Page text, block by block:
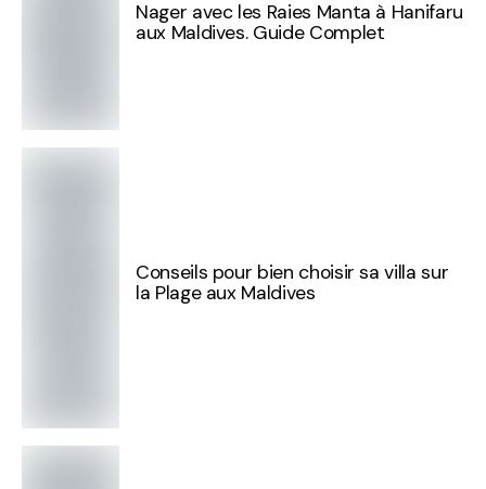
Nager avec les Raies Manta à Hanifaru
aux Maldives. Guide Complet
Conseils pour bien choisir sa villa sur
la Plage aux Maldives